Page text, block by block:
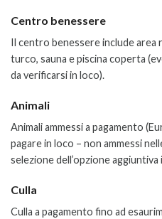
Centro benessere
Il centro benessere include area
turco, sauna e piscina coperta
da verificarsi in loco).
Animali
Animali ammessi a pagamento
pagare in loco – non ammessi
selezione dell’opzione
Culla
Culla a pagamento fino ad